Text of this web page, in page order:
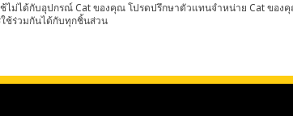
ไม่ได้กับอุปกรณ์ Cat ของคุณ โปรดปรึกษาตัวแทนจำหน่าย Cat ขอ
ช้ร่วมกันได้กับทุกชิ้นส่วน